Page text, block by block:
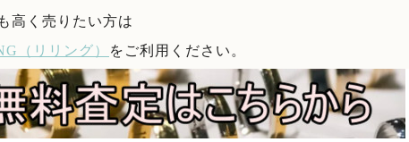
高く売りたい方は
（リリング）
をご利用ください。